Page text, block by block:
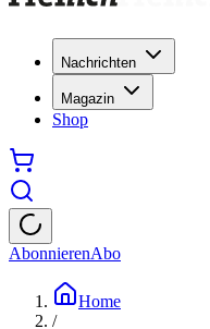
Nachrichten
Magazin
Shop
AbonnierenAbo
Home
/